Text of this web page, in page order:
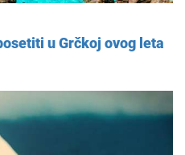
u Grčkoj ovog leta